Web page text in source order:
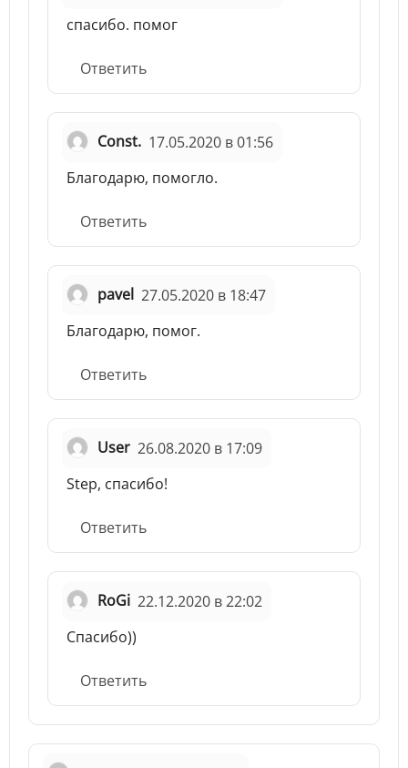
спасибо. помог
Ответить
Const. 17.05.2020 в 01:56
Благодарю, помогло.
Ответить
pavel 27.05.2020 в 18:47
Благодарю, помог.
Ответить
User 26.08.2020 в 17:09
Step, спасибо!
Ответить
RoGi 22.12.2020 в 22:02
Спасибо))
Ответить